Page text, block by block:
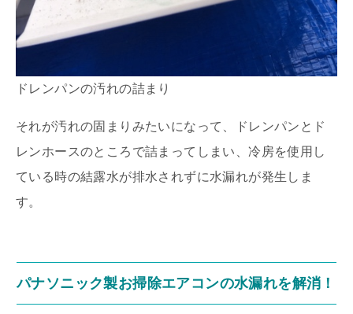
ドレンパンの汚れの詰まり
それが汚れの固まりみたいになって、ドレンパンとド
レンホースのところで詰まってしまい、冷房を使用し
ている時の結露水が排水されずに水漏れが発生しま
す。
パナソニック製お掃除エアコンの水漏れを解消！